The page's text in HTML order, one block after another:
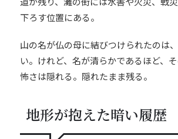
下ろす位置にある。
山の名が仏の母に結びつけられたのは
い。けれど、名が清らかであるほど、
怖さは隠れる。隠れたまま残る。
地形が抱えた暗い履歴